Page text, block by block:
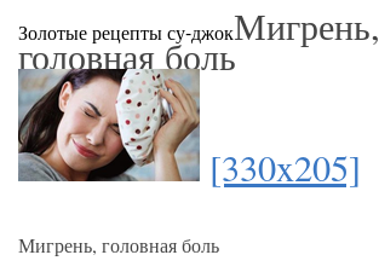
Золотые рецепты су-джокМигрень,
головная боль
[330x205]
Мигрень, головная боль